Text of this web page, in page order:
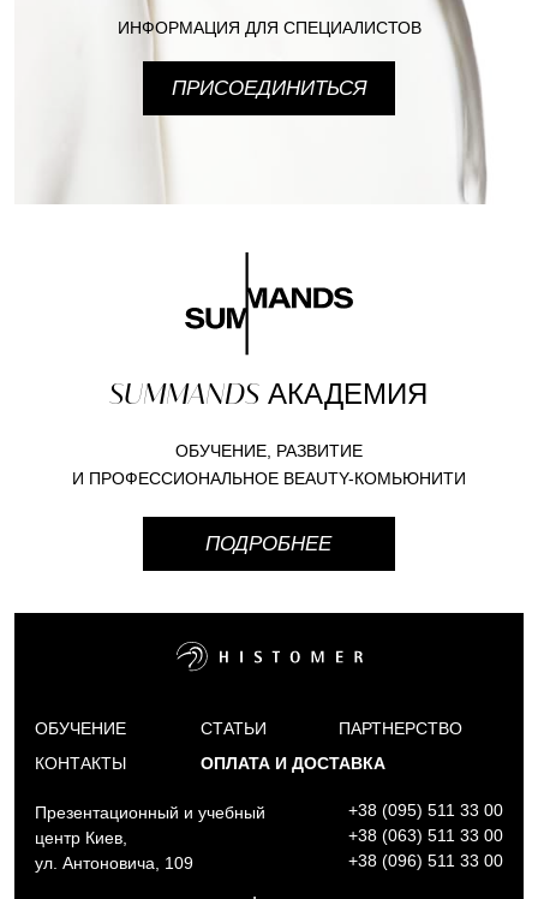
ИНФОРМАЦИЯ ДЛЯ СПЕЦИАЛИСТОВ
ПРИСОЕДИНИТЬСЯ
SUMMANDS АКАДЕМИЯ
ОБУЧЕНИЕ, РАЗВИТИЕ
И ПРОФЕССИОНАЛЬНОЕ BEAUTY-КОМЬЮНИТИ
ПОДРОБНЕЕ
ОБУЧЕНИЕ
КОНТАКТЫ
СТАТЬИ
ПАРТНЕРСТВО
ОПЛАТА И ДОСТАВКА
Презентационный и учебный
центр Киев,
ул. Антоновича, 109
+38 (095) 511 33 00
+38 (063) 511 33 00
+38 (096) 511 33 00